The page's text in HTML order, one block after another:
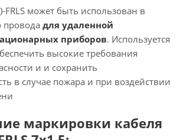
FRLS может быть использован в
провода для удаленной
приборов. Используется
высокие требования
и и сохранить
в случае пожара и при воздействии
маркировки кабеля